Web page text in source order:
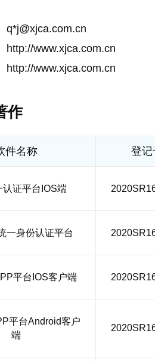
q*j@xjca.com.cn
http://www.xjca.com.cn
http://www.xjca.com.cn
作
件名称 登记
认证平台IOS端
一身份认证平台
平台IOS客户端
平台Android客户
端